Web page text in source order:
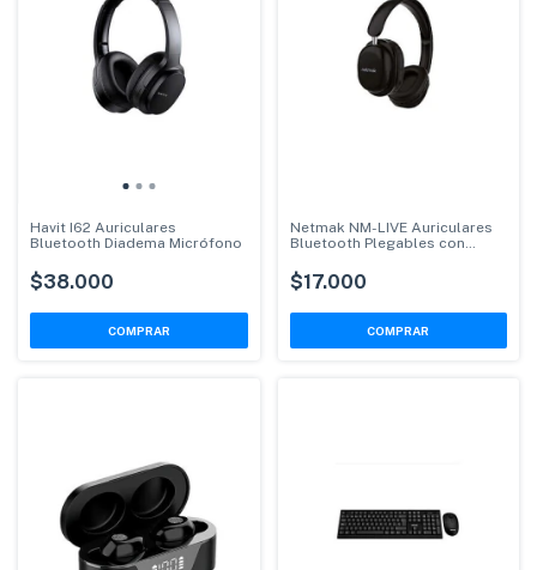
Havit I62 Auriculares
Bluetooth Diadema Micrófono
$38.000
Netmak NM-LIVE Auriculares
Bluetooth Plegables con
$17.000